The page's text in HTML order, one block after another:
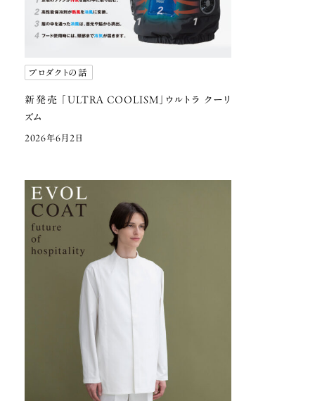
プロダクトの話
新発売 「ULTRA COOLISM」ウルトラ クーリ
ズム
2026年6月2日